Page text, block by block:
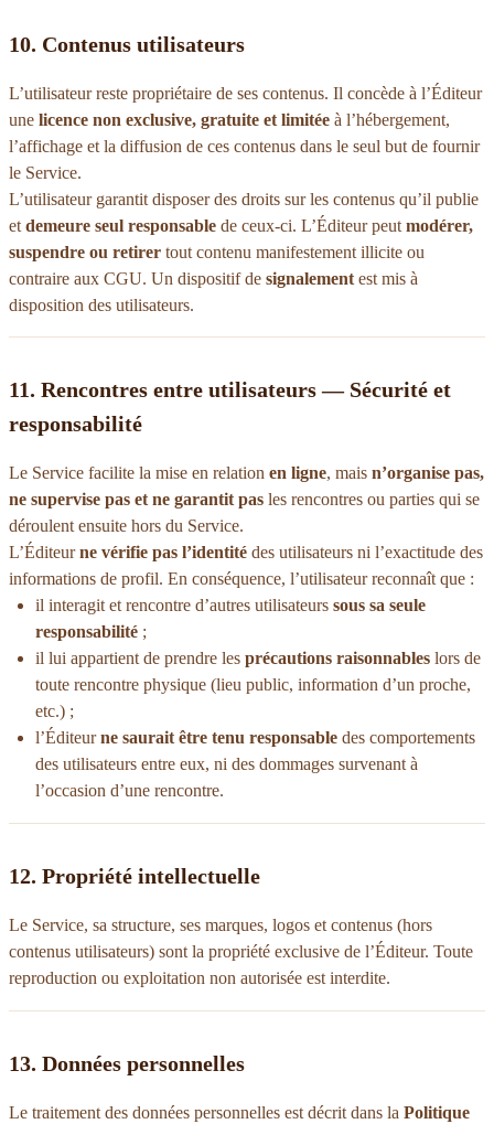
10. Contenus utilisateurs
L’utilisateur reste propriétaire de ses contenus. Il concède à l’Éditeur
une licence non exclusive, gratuite et limitée à l’hébergement,
l’affichage et la diffusion de ces contenus dans le seul but de fournir
le Service.
L’utilisateur garantit disposer des droits sur les contenus qu’il publie
et demeure seul responsable de ceux-ci. L’Éditeur peut modérer,
suspendre ou retirer tout contenu manifestement illicite ou
contraire aux CGU. Un dispositif de signalement est mis à
disposition des utilisateurs.
11. Rencontres entre utilisateurs — Sécurité et
responsabilité
Le Service facilite la mise en relation en ligne, mais n’organise pas,
ne supervise pas et ne garantit pas les rencontres ou parties qui se
déroulent ensuite hors du Service.
L’Éditeurne vérifie pas l’identité des utilisateurs ni l’exactitude des
informations de profil. En conséquence, l’utilisateur reconnaît que :
il interagit et rencontre d’autres utilisateurs sous sa seule
responsabilité ;
il lui appartient de prendre les précautions raisonnables lors de
toute rencontre physique (lieu public, information d’un proche,
etc.) ;
l’Éditeurne saurait être tenu responsable des comportements
des utilisateurs entre eux, ni des dommages survenant à
l’occasion d’une rencontre.
12. Propriété intellectuelle
Le Service, sa structure, ses marques, logos et contenus (hors
contenus utilisateurs) sont la propriété exclusive de l’Éditeur. Toute
reproduction ou exploitation non autorisée est interdite.
13. Données personnelles
Le traitement des données personnelles est décrit dans la Politique